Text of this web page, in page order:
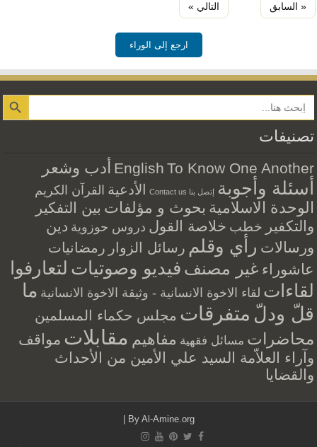
« السابق التالي »
ارجع إلى الوراء
Search Button
تصنيفات
English To Know One Another أدب وشعر
أسئلة وأجوبة إتصل بنا Contact us الأدعية القرآن الكريم
الوحدة الاسلامية بحوث و مؤلفات بين التفكير
والتكفير خطب خلاصة القول دروس حوزوية دين
ورسالات رأي وقلم رسائل الزوار رمضانيات
عاشوراء غير مصنف فيديو وصوتيات لتعارفوا
لقاءات لقاء الاخوة الانسانية - وثيقة الاخوة الانسانية ما
قلّ ودلّ متفرقات مجلس حكماء المسلمين
محاضرات مسائل فقهية مفاهيم مقابلات مواقف
وآراء العلاّمة السيد علي الأمين من الأحداث
والقضايا
By Al-Amine.org